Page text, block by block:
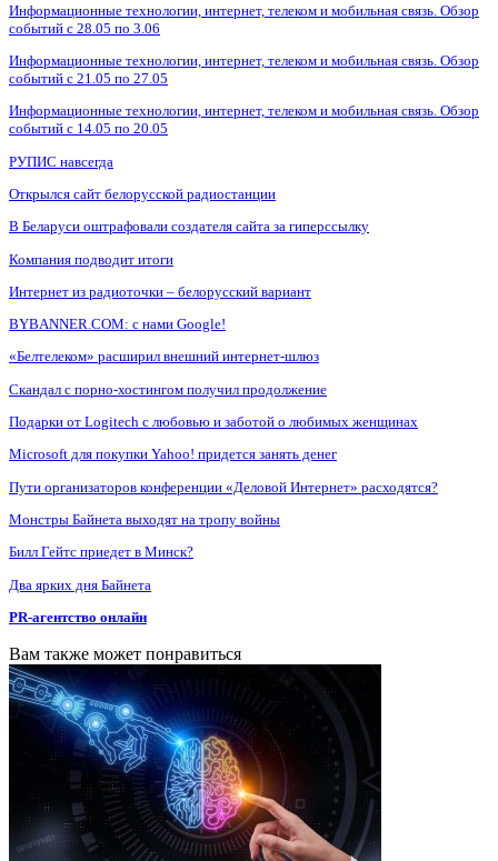
Информационные технологии, интернет, телеком и мобильная связь. Обзор
событий с 28.05 по 3.06
Информационные технологии, интернет, телеком и мобильная связь. Обзор
событий с 21.05 по 27.05
Информационные технологии, интернет, телеком и мобильная связь. Обзор
событий с 14.05 по 20.05
РУПИС навсегда
Открылся сайт белорусской радиостанции
В Беларуси оштрафовали создателя сайта за гиперссылку
Компания подводит итоги
Интернет из радиоточки – белорусский вариант
BYBANNER.COM: c нами Google!
«Белтелеком» расширил внешний интернет-шлюз
Скандал с порно-хостингом получил продолжение
Подарки от Logitech с любовью и заботой о любимых женщинах
Microsoft для покупки Yahoo! придется занять денег
Пути организаторов конференции «Деловой Интернет» расходятся?
Монстры Байнета выходят на тропу войны
Билл Гейтс приедет в Минск?
Два ярких дня Байнета
PR-агентство онлайн
Вам также может понравиться